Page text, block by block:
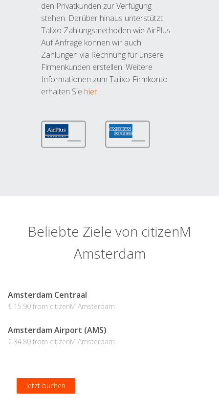
den Privatkunden zur Verfügung
stehen. Darüber hinaus unterstützt
Talixo Zahlungsmethoden wie AirPlus.
Auf Anfrage können wir auch
Zahlungen via Rechnung für unsere
Firmenkunden erstellen. Weitere
Informationen zum Talixo-Firmkonto
erhalten Sie hier.
Beliebte Ziele von citizenM
Amsterdam
Amsterdam Centraal
€ 15.90 from citizenM Amsterdam
Jetzt buchen
Amsterdam Airport (AMS)
€ 34.80 from citizenM Amsterdam
Jetzt buchen